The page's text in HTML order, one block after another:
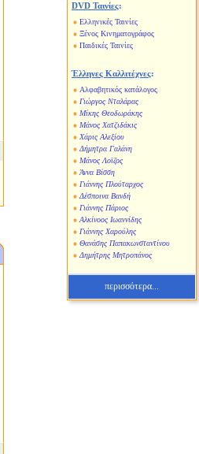
DVD Ταινίες:
Ελληνικές Ταινίες
Ξένος Κινηματογράφος
Παιδικές Ταινίες
Έλληνες Καλλιτέχνες:
Αλφαβητικός κατάλογος
Γιώργος Νταλάρας
Μίκης Θεοδωράκης
Μάνος Χατζιδάκις
Χάρις Αλεξίου
Δήμητρα Γαλάνη
Μάνος Λοϊζος
Άννα Βίσση
Γιάννης Πλούταρχος
Δέσποινα Βανδή
Γιάννης Πάριος
Αλκίνοος Ιωαννίδης
Γιάννης Χαρούλης
Θανάσης Παπακωνσταντίνου
Δημήτρης Μητροπάνος
περισσότερα...